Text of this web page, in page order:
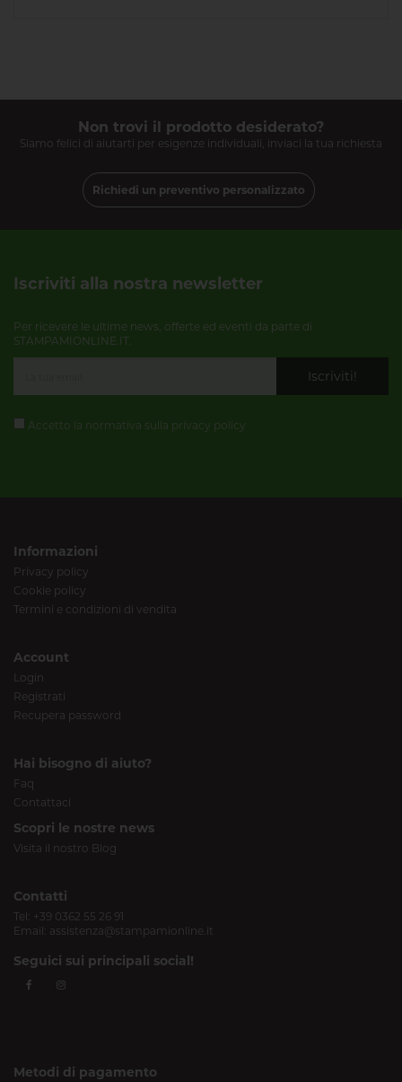
Non trovi il prodotto desiderato?
Siamo felici di aiutarti per esigenze individuali, inviaci la tua richiesta
Richiedi un preventivo personalizzato
Iscriviti alla nostra newsletter
Per ricevere le ultime news, offerte ed eventi da parte di
STAMPAMIONLINE.IT.
Iscriviti!
Accetto la normativa sulla privacy policy
Informazioni
Privacy policy
Cookie policy
Termini e condizioni di vendita
Account
Login
Registrati
Recupera password
Hai bisogno di aiuto?
Faq
Contattaci
Scopri le nostre news
Visita il nostro Blog
Contatti
Tel: +39 0362 55 26 91
Email: assistenza@stampamionline.it
Seguici sui principali social!
Metodi di pagamento